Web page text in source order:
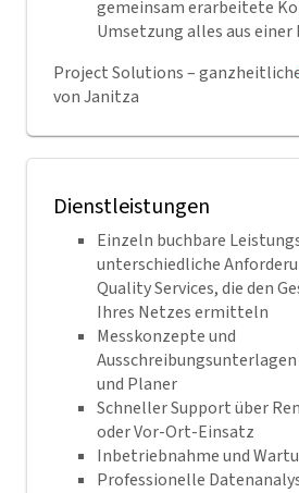
gemeinsam erarbeitete
Umsetzung alles aus einer
Project Solutions –
von Janitza
Dienstleistungen
Einzeln buchbare
unterschiedliche
Quality Services, die den
Ihres Netzes ermitteln
Messkonzepte und
und Planer
Schneller Support über
oder Vor-Ort-Einsatz
Inbetriebnahme und
Professionelle